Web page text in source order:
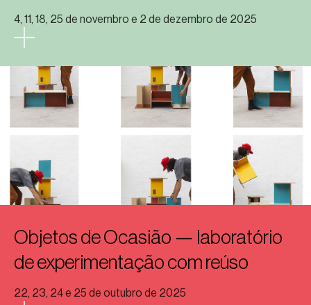
4, 11, 18, 25 de novembro e 2 de dezembro de 2025
Objetos de Ocasião — laboratório
de experimentação com reúso
22, 23, 24 e 25 de outubro de 2025